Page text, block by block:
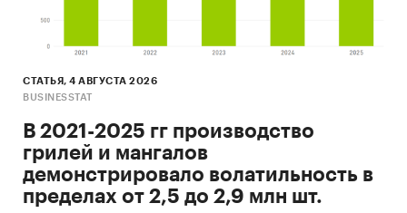
СТАТЬЯ, 4 АВГУСТА 2026
BUSINESSTAT
В 2021-2025 гг производство
грилей и мангалов
демонстрировало волатильность в
пределах от 2,5 до 2,9 млн шт.